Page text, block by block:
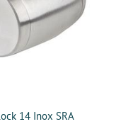
14 Inox SRA